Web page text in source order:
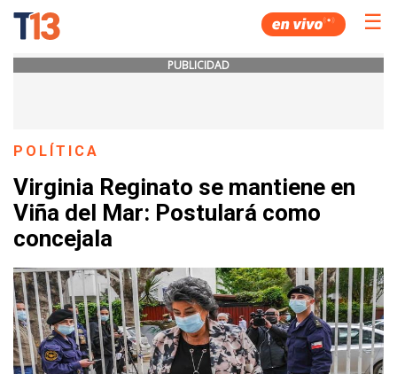
☰
PUBLICIDAD
POLÍTICA
Virginia Reginato se mantiene en
Viña del Mar: Postulará como
concejala